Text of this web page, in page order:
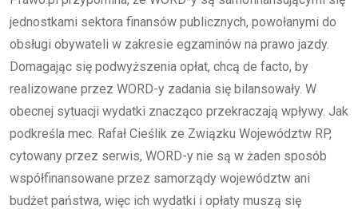
jednostkami sektora finansów publicznych, powołanymi do
obsługi obywateli w zakresie egzaminów na prawo jazdy.
Domagając się podwyższenia opłat, chcą de facto, by
realizowane przez WORD-y zadania się bilansowały. W
obecnej sytuacji wydatki znacząco przekraczają wpływy. Jak
podkreśla mec. Rafał Cieślik ze Związku Województw RP,
cytowany przez serwis, WORD-y nie są w żaden sposób
współfinansowane przez samorządy województw ani
budżet państwa, więc ich wydatki i opłaty muszą się